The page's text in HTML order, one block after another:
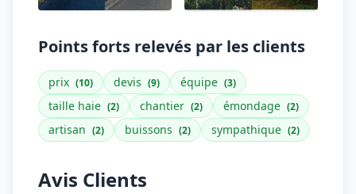
Points forts relevés par les clients
prix (10) devis (9) équipe (3)
taille haie (2) chantier (2) émondage (2)
artisan (2) buissons (2) sympathique (2)
Avis Clients